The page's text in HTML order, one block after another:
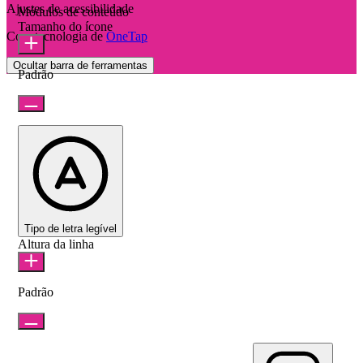
Ajustes de acessibilidade
Com tecnologia de OneTap
Ocultar barra de ferramentas
Módulos de conteúdo
Tamanho do ícone
Padrão
Tipo de letra legível
Altura da linha
Padrão